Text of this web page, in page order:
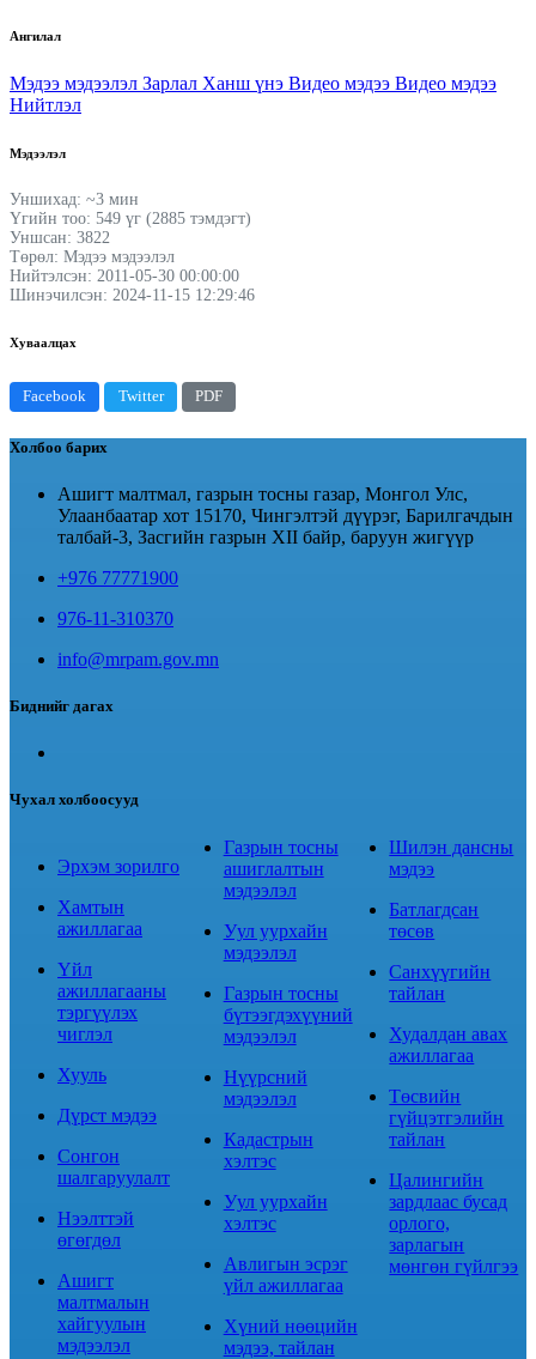
Ангилал
Мэдээ мэдээлэл Зарлал Ханш үнэ Видео мэдээ Видео мэдээ
Нийтлэл
Мэдээлэл
Уншихад: ~3 мин
Үгийн тоо: 549 үг (2885 тэмдэгт)
Уншсан: 3822
Төрөл: Мэдээ мэдээлэл
Нийтэлсэн: 2011-05-30 00:00:00
Шинэчилсэн: 2024-11-15 12:29:46
Хуваалцах
Facebook Twitter PDF
Холбоо барих
Ашигт малтмал, газрын тосны газар, Монгол Улс,
Улаанбаатар хот 15170, Чингэлтэй дүүрэг, Барилгачдын
талбай-3, Засгийн газрын XII байр, баруун жигүүр
+976 77771900
976-11-310370
info@mrpam.gov.mn
Биднийг дагах
Чухал холбоосууд
Эрхэм зорилго
Хамтын
ажиллагаа
Үйл
ажиллагааны
тэргүүлэх
чиглэл
Хууль
Дүрст мэдээ
Сонгон
шалгаруулалт
Нээлттэй
өгөгдөл
Ашигт
малтмалын
хайгуулын
мэдээлэл
Газрын тосны
ашиглалтын
мэдээлэл
Уул уурхайн
мэдээлэл
Газрын тосны
бүтээгдэхүүний
мэдээлэл
Нүүрсний
мэдээлэл
Кадастрын
хэлтэс
Уул уурхайн
хэлтэс
Авлигын эсрэг
үйл ажиллагаа
Хүний нөөцийн
мэдээ, тайлан
Шилэн дансны
мэдээ
Батлагдсан
төсөв
Санхүүгийн
тайлан
Худалдан авах
ажиллагаа
Төсвийн
гүйцэтгэлийн
тайлан
Цалингийн
зардлаас бусад
орлого,
зарлагын
мөнгөн гүйлгээ